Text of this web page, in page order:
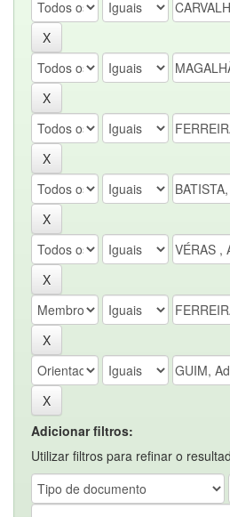
Adicionar filtros:
Utilizar filtros para refinar o